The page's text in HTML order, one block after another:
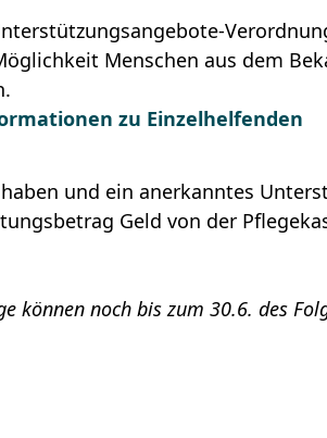
Menschen aus dem
zu Einzelhelfenden
und ein anerkanntes
Geld von der
können noch bis zum 30.6. des